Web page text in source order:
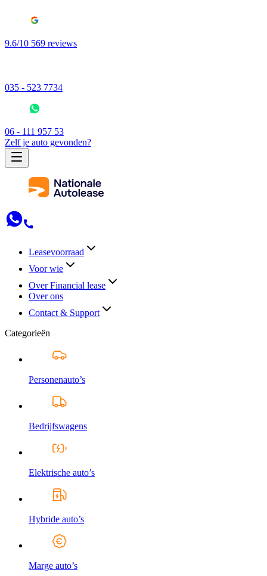
9.6/10 569 reviews
035 - 523 7734
06 - 111 957 53
Zelf je auto gevonden?
Leasevoorraad
Voor wie
Over Financial lease
Over ons
Contact & Support
Categorieën
Personenauto’s
Bedrijfswagens
Elektrische auto’s
Hybride auto’s
Marge auto’s